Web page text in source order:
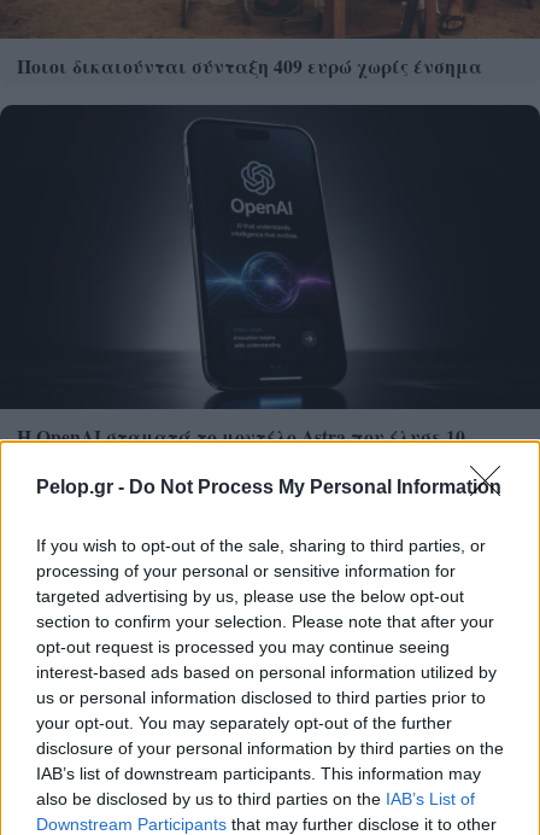
Pelop.gr - Do Not Process My Personal Information
If you wish to opt-out of the sale, sharing to third parties, or
processing of your personal or sensitive information for
targeted advertising by us, please use the below opt-out
section to confirm your selection. Please note that after your
opt-out request is processed you may continue seeing
interest-based ads based on personal information utilized by
us or personal information disclosed to third parties prior to
your opt-out. You may separately opt-out of the further
disclosure of your personal information by third parties on the
IAB’s list of downstream participants. This information may
also be disclosed by us to third parties on the IAB’s List of
Downstream Participants that may further disclose it to other
Ποιοι δικαιούνται σύνταξη 409 ευρώ χωρίς ένσημα
Η OpenAI σταματά το μοντέλο Astra που έλυσε 10